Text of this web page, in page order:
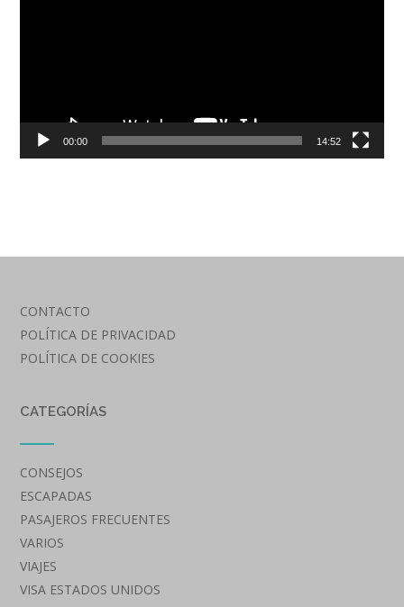
00:00 14:52
CONTACTO
POLÍTICA DE PRIVACIDAD
POLÍTICA DE COOKIES
CATEGORÍAS
CONSEJOS
ESCAPADAS
PASAJEROS FRECUENTES
VARIOS
VIAJES
VISA ESTADOS UNIDOS